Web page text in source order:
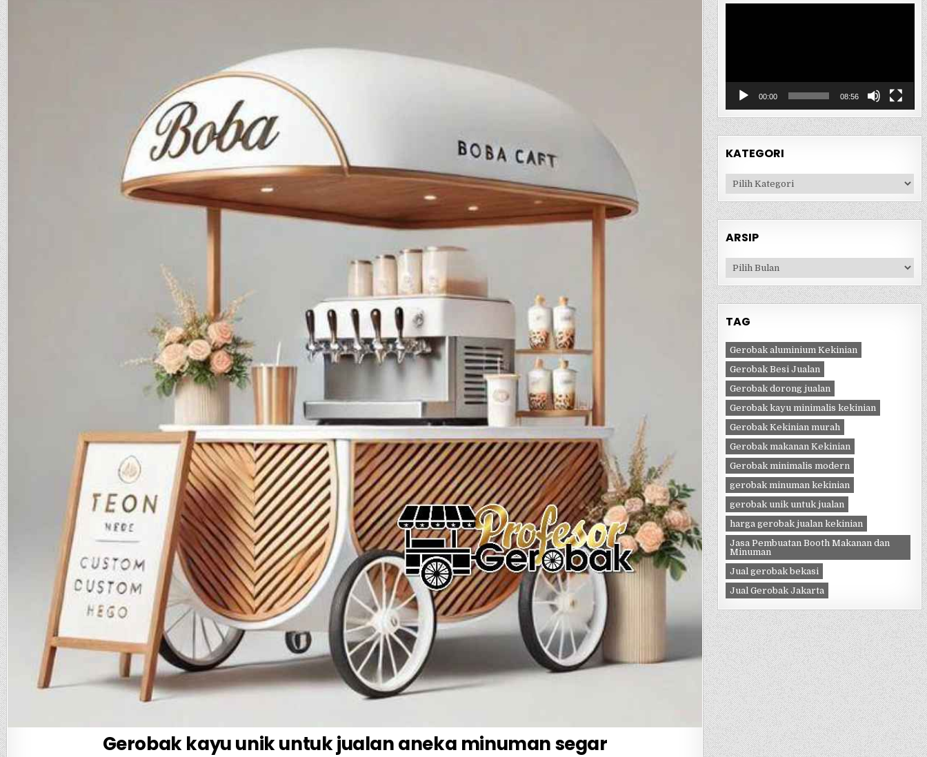
Gerobak kayu unik untuk jualan aneka minuman segar
00:00 08:56
KATEGORI
Kategori
ARSIP
Arsip
TAG
Gerobak aluminium Kekinian
Gerobak Besi Jualan
Gerobak dorong jualan
Gerobak kayu minimalis kekinian
Gerobak Kekinian murah
Gerobak makanan Kekinian
Gerobak minimalis modern
gerobak minuman kekinian
gerobak unik untuk jualan
harga gerobak jualan kekinian
Jasa Pembuatan Booth Makanan dan
Minuman
Jual gerobak bekasi
Jual Gerobak Jakarta